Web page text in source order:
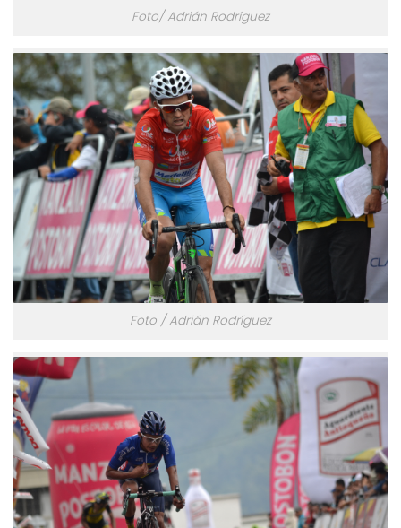
Foto/ Adrián Rodríguez
Foto / Adrián Rodríguez